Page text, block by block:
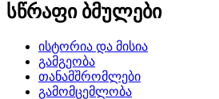
სწრაფი ბმულები
ისტორია და მისია
გამგეობა
თანამშრომლები
გამომცემლობა